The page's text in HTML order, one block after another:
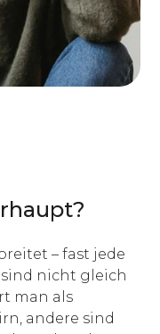
– fast jede
nicht gleich
man als
andere sind